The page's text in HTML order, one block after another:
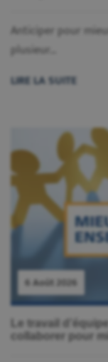
Anticiper pour
plusieur...
LIRE LA SUITE
6 Août 2026
Le travail
collaborer pour